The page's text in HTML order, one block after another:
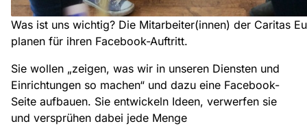
Was ist uns wichtig? Die Mitarbeiter(innen) der Caritas
planen für ihren Facebook-Auftritt.
Sie wollen „zeigen, was wir in unseren Diensten und
Einrichtungen so machen“ und dazu eine Facebook-
Seite aufbauen. Sie entwickeln Ideen, verwerfen sie
und versprühen dabei jede Menge